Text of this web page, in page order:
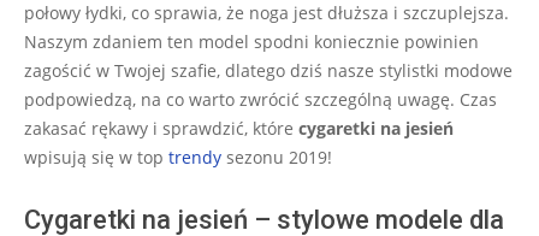
połowy łydki, co sprawia, że noga jest dłuższa i szczuplejsza.
Naszym zdaniem ten model spodni koniecznie powinien
zagościć w Twojej szafie, dlatego dziś nasze stylistki modowe
podpowiedzą, na co warto zwrócić szczególną uwagę. Czas
zakasać rękawy i sprawdzić, które cygaretki na jesień
wpisują się w top trendy sezonu 2019!
Cygaretki na jesień – stylowe modele dla